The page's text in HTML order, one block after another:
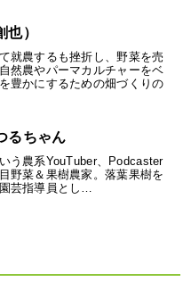
）
就農するも挫折し、野菜を売
然農やパーマカルチャーをベ
豊かにするための畑づくりの
るちゃん
う農系YouTuber、Podcaster
野菜＆果樹農家。落葉果樹を
芸指導員とし…